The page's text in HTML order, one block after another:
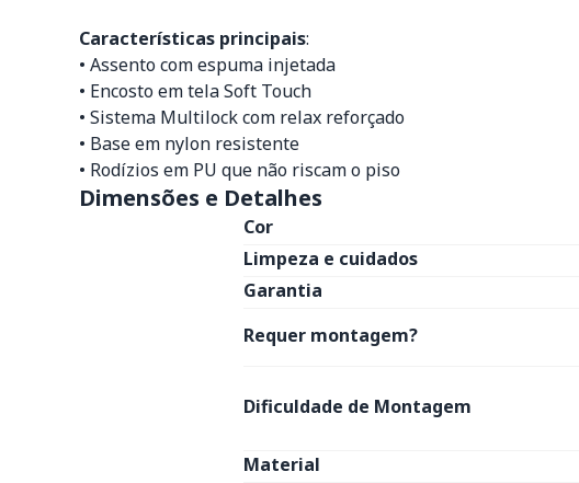
Características principais:
• Assento com espuma injetada
• Encosto em tela Soft Touch
• Sistema Multilock com relax reforçado
• Base em nylon resistente
• Rodízios em PU que não riscam o piso
Dimensões e Detalhes
Cor
Limpeza e cuidados
Garantia
Requer montagem?
Dificuldade de Montagem
Material